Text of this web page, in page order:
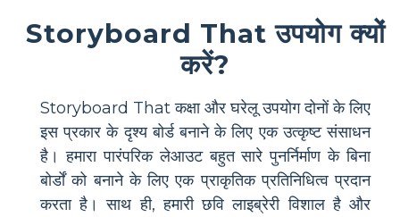
Storyboard That उपयोग क्यों
करें?
Storyboard That कक्षा और घरेलू उपयोग दोनों के लिए
इस प्रकार के दृश्य बोर्ड बनाने के लिए एक उत्कृष्ट संसाधन
है। हमारा पारंपरिक लेआउट बहुत सारे पुनर्निर्माण के बिना
बोर्डों को बनाने के लिए एक प्राकृतिक प्रतिनिधित्व प्रदान
करता है। साथ ही, हमारी छवि लाइब्रेरी विशाल है और